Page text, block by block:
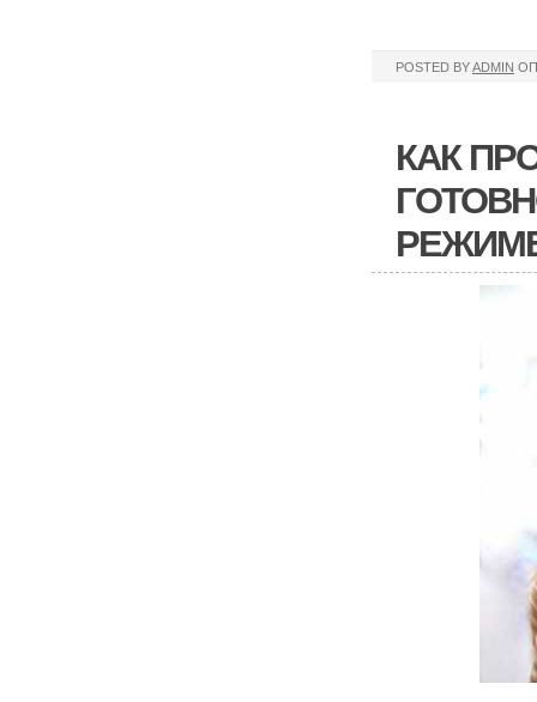
POSTED BYADMIN
КАК